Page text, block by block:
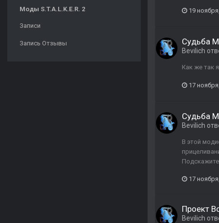
Моды S.T.A.L.K.E.R. 2
Записи
Запись Отзывы
19
Судьба
Bevilich
Как же так
17
Судьба
Bevilich
В этой
17
Проект
Bevilich